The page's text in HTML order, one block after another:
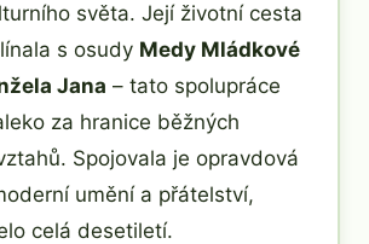
světa. Její životní cesta
s osudy Medy Mládkové
Jana – tato spolupráce
za hranice běžných
Spojovala je opravdová
umění a přátelství,
celá desetiletí.